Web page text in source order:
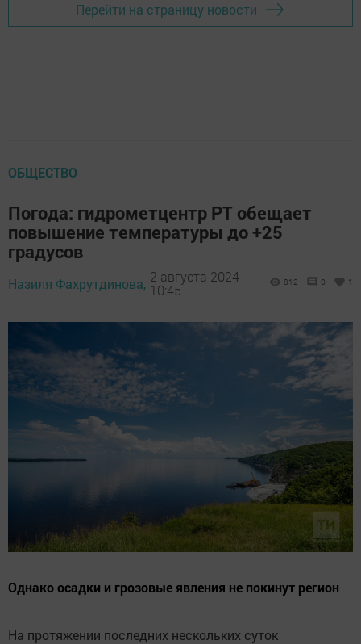
Перейти на страницу новости
ОБЩЕСТВО
Погода: гидрометцентр РТ обещает
повышение температуры до +25
градусов
Назиля Фахрутдинова, 2 августа 2024 -
10:45
812 0 1
Однако осадки и грозовые явления не покинут регион
На протяжении последних нескольких суток